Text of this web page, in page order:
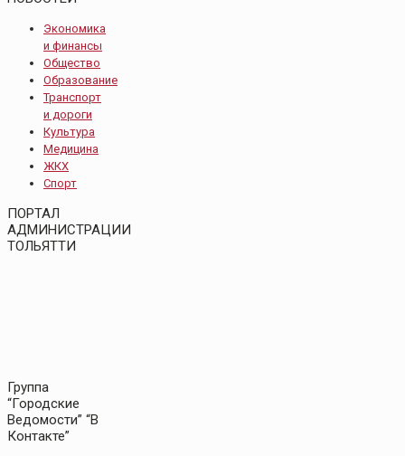
Экономика
и финансы
Общество
Образование
Транспорт
и дороги
Культура
Медицина
ЖКХ
Спорт
ПОРТАЛ
АДМИНИСТРАЦИИ
ТОЛЬЯТТИ
Группа
“Городские
Ведомости” “В
Контакте”